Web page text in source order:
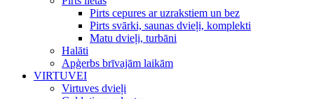
Pirts cepures ar uzrakstiem un bez
Pirts svārki, saunas dvieļi, komplekti
Matu dvieļi, turbāni
Halāti
Apģerbs brīvajām laikām
VIRTUVEI
Virtuves dvieļi